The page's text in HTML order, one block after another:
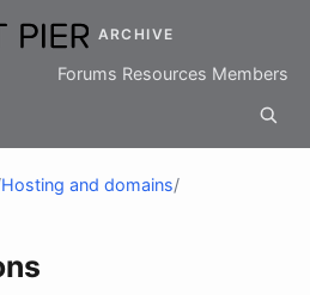
ARCHIVE
Forums Resources Members
Hosting and domains/